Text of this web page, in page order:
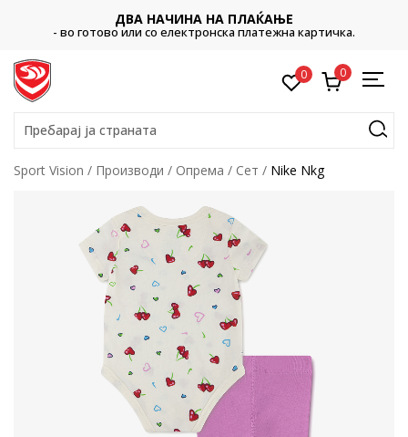
ДВА НАЧИНА НА ПЛАЌАЊЕ
- во готово или со електронска платежна картичка.
0 0
Пребарај ја страната
Sport Vision Производи Опрема Сет Nike Nkg